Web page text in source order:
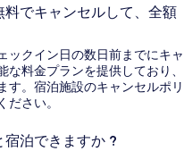
でキャンセルして、全額
ックイン日の数日前までにキャ
料金プランを提供しており、
す。宿泊施設のキャンセルポリ
さい。
泊できますか ?